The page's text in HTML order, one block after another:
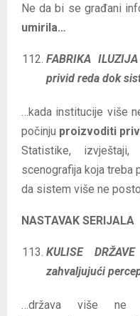
Ne da bi se građani
umirila…
FABRIKA
privid reda dok
…kada institucije više
počinju proizvoditi
Statistike,
scenografija koja treba
da sistem više ne
NASTAVAK SERIJALA
KULISE
zahvaljujući
…država više